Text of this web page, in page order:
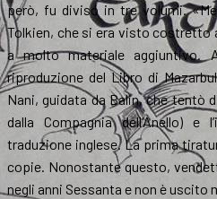
però, fu diviso in tre volumi.
Tolkien, che si era visto costretto
a molto materiale aggiuntivo.
riproduzione del Libro di
Nani, guidata da Balin, che tentò
dalla Compagnia dell’Anello) e
traduzione inglese. La prima
copie. Nonostante questo,
negli anni Sessanta e non è uscito